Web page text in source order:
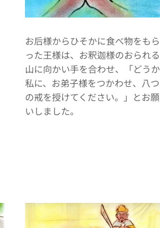
お后様からひそかに食べ物をもら
った王様は、お釈迦様のおられる
山に向かい手を合わせ、「どうか
私に、お弟子様をつかわせ、八つ
の戒を授けてください。」とお願
いしました。